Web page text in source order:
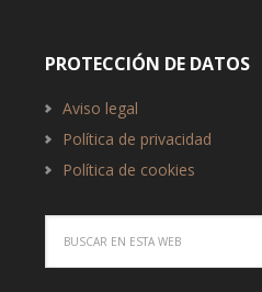
PROTECCIÓN DE DATOS
Aviso legal
Política de privacidad
Política de cookies